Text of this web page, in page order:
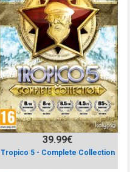
Tropico 5 - Complete Collection
39.99€